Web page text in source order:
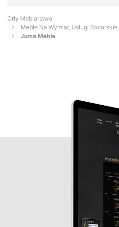
Orły Meblarstwa
Meble Na Wymiar, Usługi
Juma Meble